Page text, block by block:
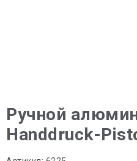
Ручной
Handdruck-